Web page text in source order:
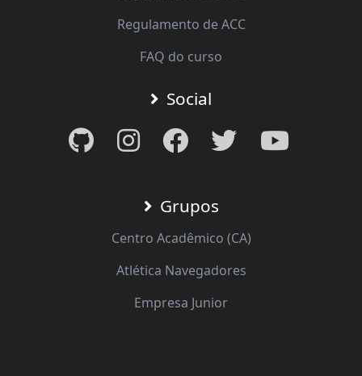
Regulamento de ACC
FAQ do curso
Social
Grupos
Centro Acadêmico (CA)
Atlética Navegadores
Empresa Junior